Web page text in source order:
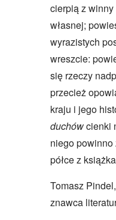
cierpią z
własnej;
wyrazistych
wreszcie:
się rzeczy
przecież
kraju i jego
duchówcienki
niego
półce z
Tomasz
znawca